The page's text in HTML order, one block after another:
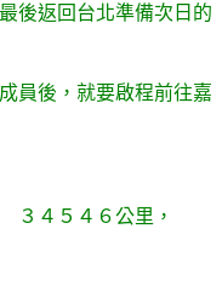
後返回台北準備次日的
員後，就要啟程前往嘉
３４５４６公里，